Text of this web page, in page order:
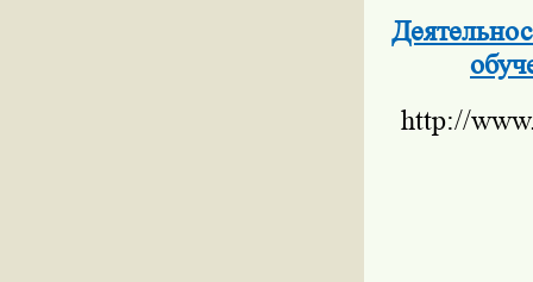
http://